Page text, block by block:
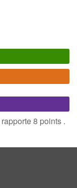
8 points .